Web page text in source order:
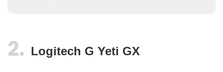
Logitech G Yeti GX